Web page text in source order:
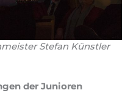
Stefan Künstler
der Junioren